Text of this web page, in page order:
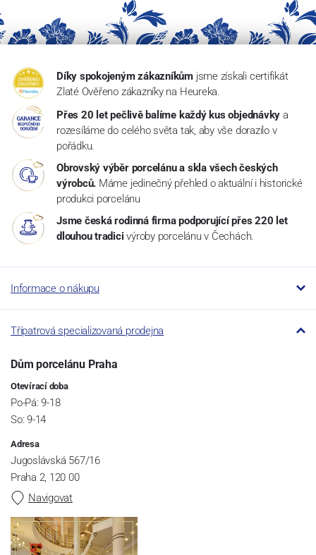
Díky spokojeným zákazníkům jsme získali certifikát
Zlaté Ověřeno zákazníky na Heureka.
Přes 20 let pečlivě balíme každý kus objednávky a
rozesíláme do celého světa tak, aby vše dorazilo v
pořádku.
Obrovský výběr porcelánu a skla všech českých
výrobců. Máme jedinečný přehled o aktuální i historické
produkci porcelánu
Jsme česká rodinná firma podporující přes 220 let
dlouhou tradici výroby porcelánu v Čechách.
Informace o nákupu
Třípatrová specializovaná prodejna
Dům porcelánu Praha
Otevírací doba
Po-Pá: 9-18
So: 9-14
Adresa
Jugoslávská 567/16
Praha 2, 120 00
Navigovat